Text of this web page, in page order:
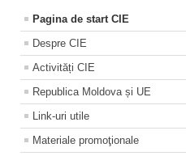
Pagina de start CIE
Despre CIE
Activități CIE
Republica Moldova și UE
Link-uri utile
Materiale promoţionale